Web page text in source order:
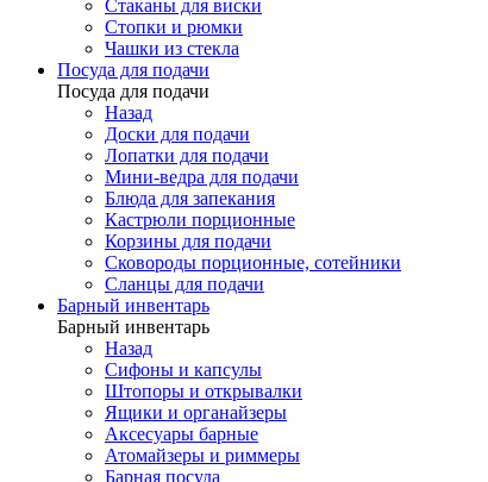
Стаканы для виски
Стопки и рюмки
Чашки из стекла
Посуда для подачи
Посуда для подачи
Назад
Доски для подачи
Лопатки для подачи
Мини-ведра для подачи
Блюда для запекания
Кастрюли порционные
Корзины для подачи
Сковороды порционные, сотейники
Сланцы для подачи
Барный инвентарь
Барный инвентарь
Назад
Сифоны и капсулы
Штопоры и открывалки
Ящики и органайзеры
Аксесуары барные
Атомайзеры и риммеры
Барная посуда